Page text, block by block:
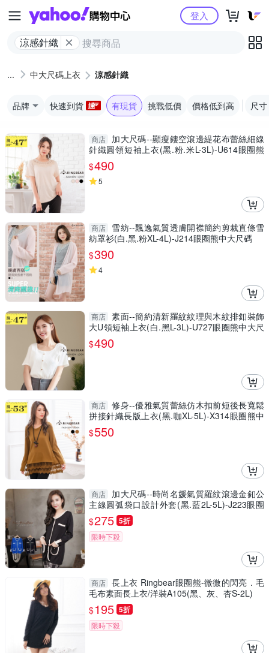
Yahoo購物中心
涼感針織
登入
中大尺碼上衣 涼感針織
品牌 快速到貨 有現貨 挑戰低價 價格低到高 尺寸
商店
加大尺碼--顯瘦鏤空滾邊緹花布蕾絲細線
針織圓領短袖上衣(黑.粉.米L-3L)-U614眼圈熊
中大尺碼
$490
5
商店
雪紡--飄逸氣質透膚開襟簡約剪裁直條雪
紡罩衫(白.黑.粉XL-4L)-J214眼圈熊中大尺碼
$390
4
商店 素面--簡約清新羅紋紋理與木紋排釦裝飾
大U領短袖上衣(白.黑L-3L)-U727眼圈熊中大尺
碼
$490
商店 修身--優雅氣質蕾絲仿木扣前短後長寬鬆
拼接針織長版上衣(黑.咖XL-5L)-X314眼圈熊中
大尺碼
$550
商店
加大尺碼--時尚名媛氣質羅紋滾邊金釦公
主線圓弧袋口設計外套(黑.藍2L-5L)-J223眼圈
熊中大尺碼
$275 5折
限時下殺
商店 長上衣 Ringbear眼圈熊-微微的閃亮．毛
毛布素面長上衣/洋裝A105(黑、灰、杏S-2L)
$195 5折
限時下殺